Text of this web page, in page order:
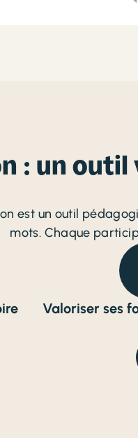
: un
est un outil
mots. Chaque
Valoriser ses